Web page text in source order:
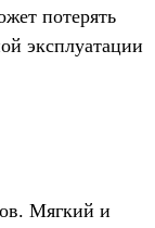
потерять
эксплуатации
Мягкий и